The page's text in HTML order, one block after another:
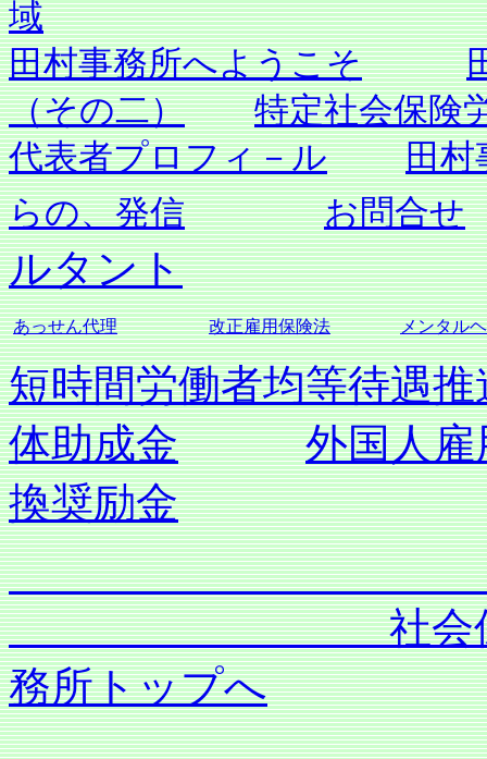
域
田村事務所へようこそ
（その二）
特定社会保険
代表者プロフィ－ル
田
らの、発信
お問合せ
ルタント
あっせん代理 改正雇用保険法 メンタル
短時間労働者均等待遇
体助成金
外国人
換奨励金
社会保険労務
務所トップへ